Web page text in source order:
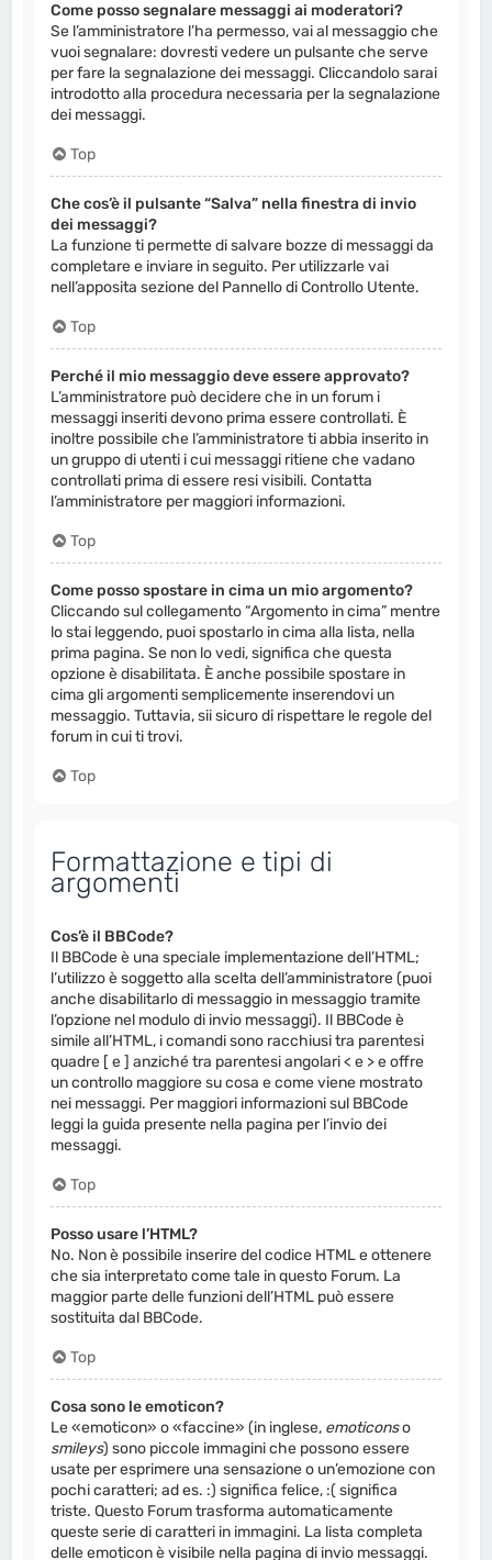
Come posso segnalare messaggi ai moderatori?
Se l’amministratore l’ha permesso, vai al messaggio che
vuoi segnalare: dovresti vedere un pulsante che serve
per fare la segnalazione dei messaggi. Cliccandolo sarai
introdotto alla procedura necessaria per la segnalazione
dei messaggi.
Top
Che cos’è il pulsante “Salva” nella finestra di invio
dei messaggi?
La funzione ti permette di salvare bozze di messaggi da
completare e inviare in seguito. Per utilizzarle vai
nell’apposita sezione del Pannello di Controllo Utente.
Top
Perché il mio messaggio deve essere approvato?
L’amministratore può decidere che in un forum i
messaggi inseriti devono prima essere controllati. È
inoltre possibile che l’amministratore ti abbia inserito in
un gruppo di utenti i cui messaggi ritiene che vadano
controllati prima di essere resi visibili. Contatta
l’amministratore per maggiori informazioni.
Top
Come posso spostare in cima un mio argomento?
Cliccando sul collegamento “Argomento in cima” mentre
lo stai leggendo, puoi spostarlo in cima alla lista, nella
prima pagina. Se non lo vedi, significa che questa
opzione è disabilitata. È anche possibile spostare in
cima gli argomenti semplicemente inserendovi un
messaggio. Tuttavia, sii sicuro di rispettare le regole del
forum in cui ti trovi.
Top
Formattazione e tipi di
argomenti
Cos’è il BBCode?
Il BBCode è una speciale implementazione dell’HTML;
l’utilizzo è soggetto alla scelta dell’amministratore (puoi
anche disabilitarlo di messaggio in messaggio tramite
l’opzione nel modulo di invio messaggi). Il BBCode è
simile all’HTML, i comandi sono racchiusi tra parentesi
quadre [ e ] anziché tra parentesi angolari < e > e offre
un controllo maggiore su cosa e come viene mostrato
nei messaggi. Per maggiori informazioni sul BBCode
leggi la guida presente nella pagina per l’invio dei
messaggi.
Top
Posso usare l’HTML?
No. Non è possibile inserire del codice HTML e ottenere
che sia interpretato come tale in questo Forum. La
maggior parte delle funzioni dell’HTML può essere
sostituita dal BBCode.
Top
Cosa sono le emoticon?
Le «emoticon» o «faccine» (in inglese, emoticonso
smileys) sono piccole immagini che possono essere
usate per esprimere una sensazione o un’emozione con
pochi caratteri; ad es. :) significa felice, :( significa
triste. Questo Forum trasforma automaticamente
queste serie di caratteri in immagini. La lista completa
delle emoticon è visibile nella pagina di invio messaggi.